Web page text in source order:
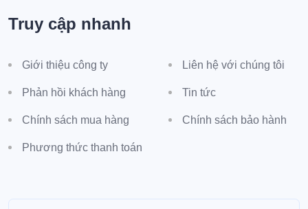
Truy cập nhanh
Giới thiệu công ty Liên hệ với chúng tôi
Phản hồi khách hàng Tin tức
Chính sách mua hàng Chính sách bảo hành
Phương thức thanh toán